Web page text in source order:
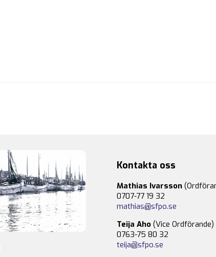
Kontakta oss
Mathias Ivarsson
0707-77 19 32
mathias@sfpo.se
Teija Aho (Vice Ordförande)
0763-75 80 32
teija@sfpo.se